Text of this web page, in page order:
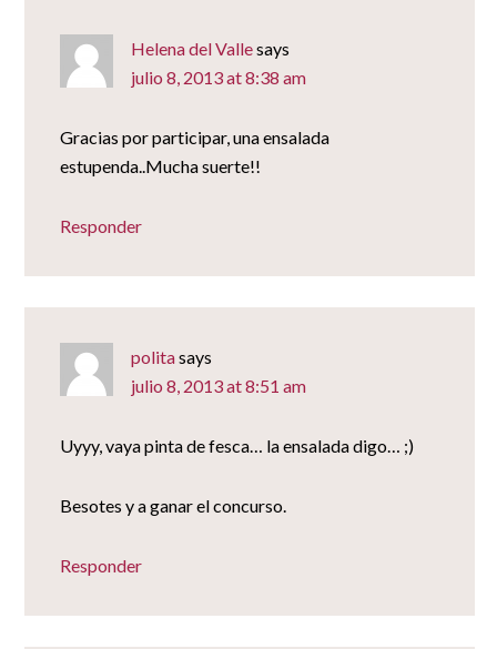
Helena del Vallesays
julio 8, 2013 at 8:38 am
Gracias por participar, una ensalada
estupenda..Mucha suerte!!
Responder
politasays
julio 8, 2013 at 8:51 am
Uyyy, vaya pinta de fesca… la ensalada digo… ;)
Besotes y a ganar el concurso.
Responder